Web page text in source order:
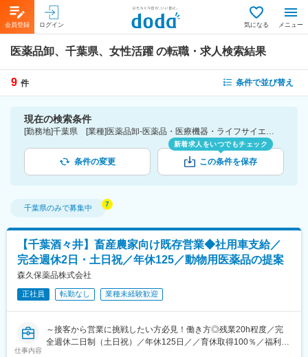
会員登録 ログイン 気になる メニュー
医薬品卸、千葉県、女性活躍 の転職・求人検索結果
9 件 条件で並び替え
現在の検索条件
[勤務地]千葉県 [業種]医薬品卸-医薬品・医療機器・ライフサイエンス・医療系サービス [詳細条件](会社・職場の環境)女性活躍
条件の変更
新着求人をいつでもチェック
この条件を保存
千葉県のみで募集中
【千葉酒々井】畜産農家向け既存営業◆社用車支給／
完全週休2日・土日祝／年休125／動物用医薬品の提案
森久保薬品株式会社
正社員 転勤なし 業種未経験歓迎
仕事内容
～接客から営業に挑戦したい方必見！働き方◎残業20h程度／完
全週休二日制（土日祝）／年休125日／／育休取得100％／福利厚